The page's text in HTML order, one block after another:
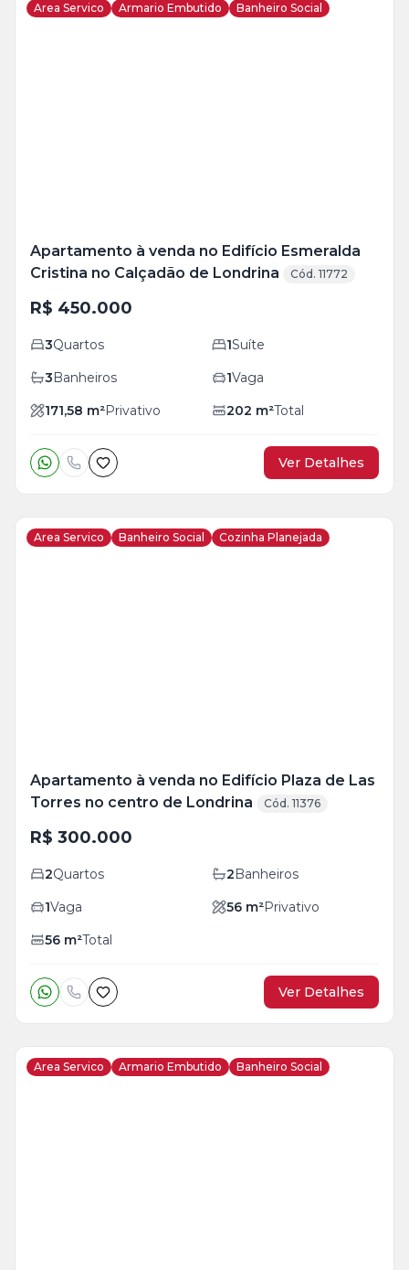
Area Servico Armario Embutido Banheiro Social
Apartamento à venda no Edifício Esmeralda
Cristina no Calçadão de Londrina
Cód. 11772
R$ 450.000
3Quartos 1Suíte
3Banheiros 1Vaga
171,58 m²Privativo 202 m²Total
Ver Detalhes
Area Servico Banheiro Social Cozinha Planejada
Apartamento à venda no Edifício Plaza de Las
Torres no centro de Londrina
Cód. 11376
R$ 300.000
2Quartos 2Banheiros
1Vaga 56 m²Privativo
56 m²Total
Ver Detalhes
Area Servico Armario Embutido Banheiro Social